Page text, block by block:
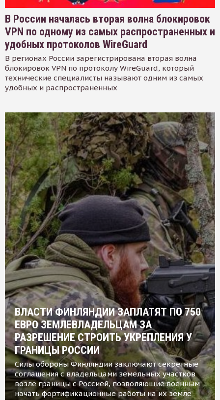
В России началась вторая волна блокировок
VPN по одному из самых распространенных и
удобных протоколов WireGuard
В регионах России зарегистрирована вторая волна
блокировок VPN по протоколу WireGuard, который
технические специалисты называют одним из самых
удобных и распространенных
ВЛАСТИ ФИНЛЯНДИИ ЗАПЛАТЯТ ПО 750
ЕВРО ЗЕМЛЕВЛАДЕЛЬЦАМ ЗА
РАЗРЕШЕНИЕ СТРОИТЬ УКРЕПЛЕНИЯ У
ГРАНИЦЫ РОССИИ
Силы обороны Финляндии заключают секретные
соглашения с владельцами земельных участков
возле границы с Россией, позволяющие военным
начать фортификационные работы на их земле